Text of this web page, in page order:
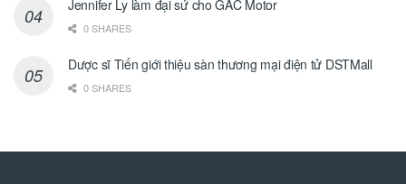
Jennifer Ly làm đại sứ cho GAC Motor
0 SHARES
Dược sĩ Tiến giới thiệu sàn thương mại điện tử DSTMall
0 SHARES